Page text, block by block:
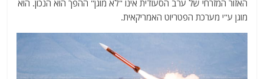
האזור המזרחי של ערב הסעודית אינו "לא מוגן" ההפך הוא הנכון. הוא
מוגן ע"י מערכת הפטריוט האמריקאית.